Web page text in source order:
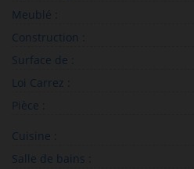
Meublé :
Construction :
Surface de :
Loi Carrez :
Pièce :
Cuisine :
Salle de bains :